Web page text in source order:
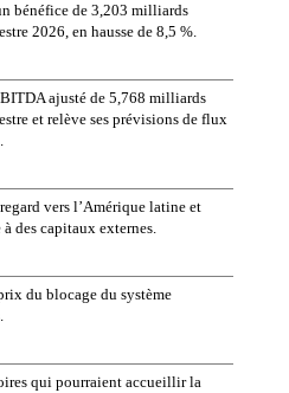
bénéfice de 3,203 milliards
2026, en hausse de 8,5 %.
ajusté de 5,768 milliards
et relève ses prévisions de flux
vers l’Amérique latine et
des capitaux externes.
du blocage du système
qui pourraient accueillir la